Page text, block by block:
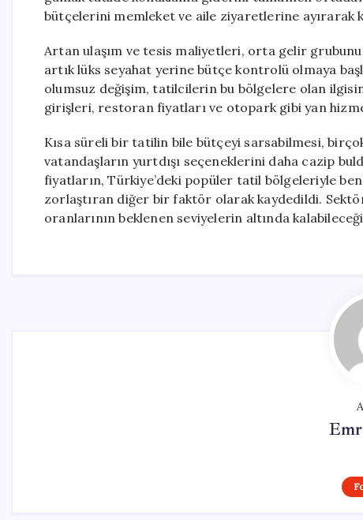
bütçelerini memleket ve aile ziyaretlerine ayırarak
Artan ulaşım ve tesis maliyetleri, orta gelir
artık lüks seyahat yerine bütçe kontrolü olmaya
olumsuz değişim, tatilcilerin bu bölgelere olan
girişleri, restoran fiyatları ve otopark gibi yan
Kısa süreli bir tatilin bile bütçeyi sarsabilmesi,
vatandaşların yurtdışı seçeneklerini daha cazip
fiyatların, Türkiye’deki popüler tatil bölgeleriyle
zorlaştıran diğer bir faktör olarak kaydedildi.
oranlarının beklenen seviyelerin altında